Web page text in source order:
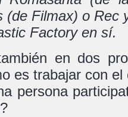
(de Filmax) o Rec
Factory en sí.
en dos
es trabajar con
persona